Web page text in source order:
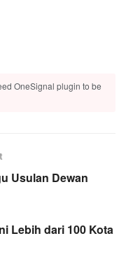
OneSignal plugin to be
Usulan Dewan
Lebih dari 100 Kota